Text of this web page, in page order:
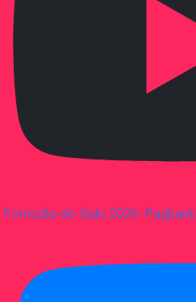
Forrozão do Galo 2026- Pagbank